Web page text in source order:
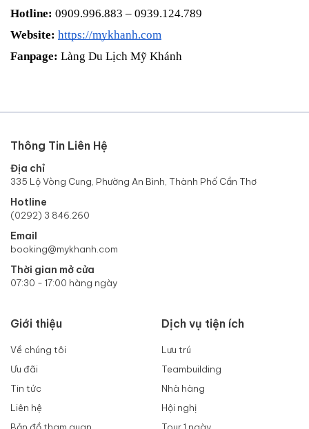
Hotline: 0909.996.883 – 0939.124.789
Website: https://mykhanh.com
Fanpage: Làng Du Lịch Mỹ Khánh
Thông Tin Liên Hệ
Địa chỉ
335 Lộ Vòng Cung, Phường An Bình, Thành Phố Cần Thơ
Hotline
(0292) 3 846.260
Email
booking@mykhanh.com
Thời gian mở cửa
07:30 - 17:00 hàng ngày
Giới thiệu
Về chúng tôi
Ưu đãi
Tin tức
Liên hệ
Dịch vụ tiện ích
Lưu trú
Teambuilding
Nhà hàng
Hội nghị